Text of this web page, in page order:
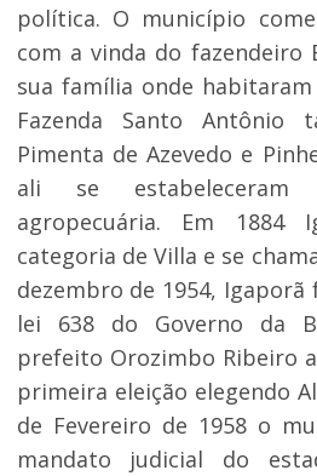
política. O município
com a vinda do fazendeiro
sua família onde habitaram
Fazenda Santo Antônio
Pimenta de Azevedo e
ali se estabeleceram
agropecuária. Em 1884
categoria de Villa e se
dezembro de 1954,
lei 638 do Governo da
prefeito Orozimbo Ribeiro
primeira eleição elegendo
de Fevereiro de 1958 o
mandato judicial do